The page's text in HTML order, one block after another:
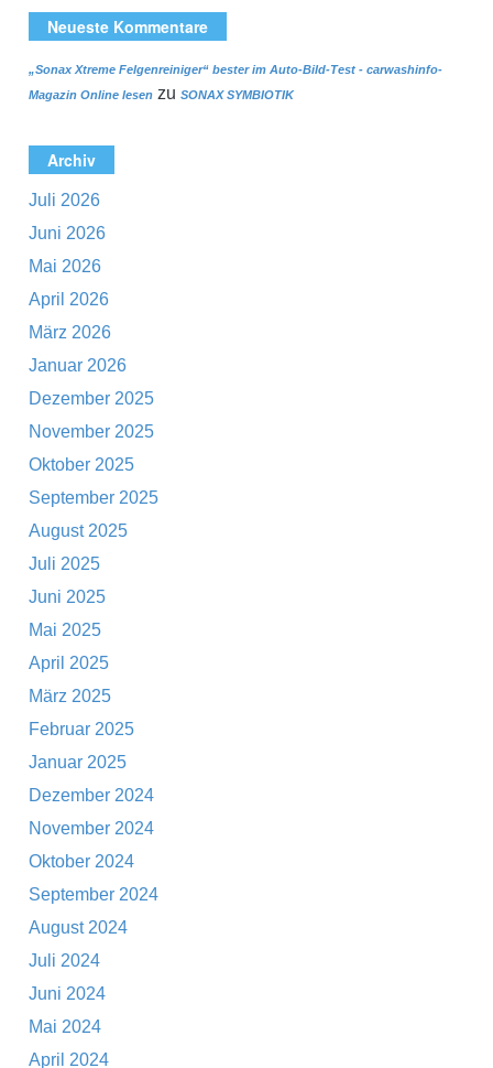
Neueste Kommentare
„Sonax Xtreme Felgenreiniger“ bester im Auto-Bild-Test - carwashinfo-
Magazin Online lesen zu SONAX SYMBIOTIK
Archiv
Juli 2026
Juni 2026
Mai 2026
April 2026
März 2026
Januar 2026
Dezember 2025
November 2025
Oktober 2025
September 2025
August 2025
Juli 2025
Juni 2025
Mai 2025
April 2025
März 2025
Februar 2025
Januar 2025
Dezember 2024
November 2024
Oktober 2024
September 2024
August 2024
Juli 2024
Juni 2024
Mai 2024
April 2024